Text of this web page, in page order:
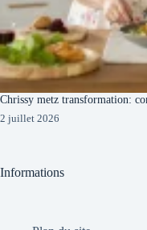
Chrissy metz transformation:
2 juillet 2026
Informations